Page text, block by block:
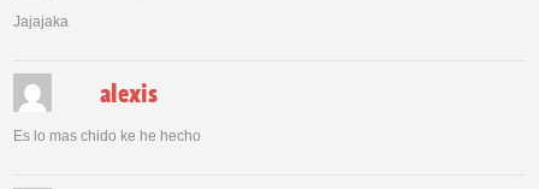
Jajajaka
alexis
Es lo mas chido ke he hecho